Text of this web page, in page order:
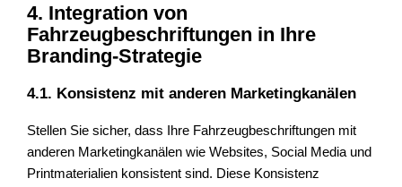
4. Integration von
Fahrzeugbeschriftungen in Ihre
Branding-Strategie
4.1. Konsistenz mit anderen Marketingkanälen
Stellen Sie sicher, dass Ihre Fahrzeugbeschriftungen mit
anderen Marketingkanälen wie Websites, Social Media und
Printmaterialien konsistent sind. Diese Konsistenz